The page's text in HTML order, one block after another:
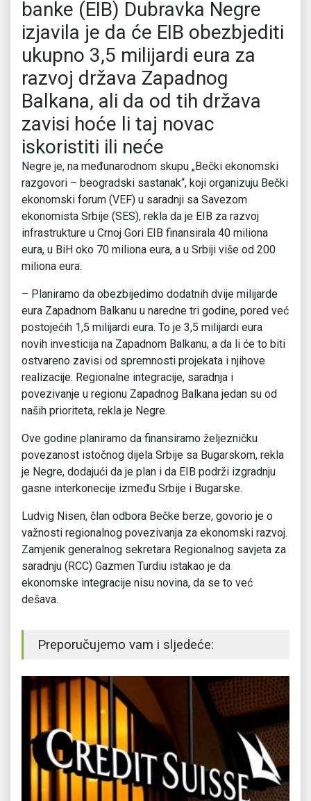
banke (EIB) Dubravka Negre
izjavila je da će EIB obezbjediti
ukupno 3,5 milijardi eura za
razvoj država Zapadnog
Balkana, ali da od tih država
zavisi hoće li taj novac
iskoristiti ili neće
Negre je, na međunarodnom skupu „Bečki ekonomski
razgovori – beogradski sastanak“, koji organizuju Bečki
ekonomski forum (VEF) u saradnji sa Savezom
ekonomista Srbije (SES), rekla da je EIB za razvoj
infrastrukture u Crnoj Gori EIB finansirala 40 miliona
eura, u BiH oko 70 miliona eura, a u Srbiji više od 200
miliona eura.
– Planiramo da obezbijedimo dodatnih dvije milijarde
eura Zapadnom Balkanu u naredne tri godine, pored već
postojećih 1,5 milijardi eura. To je 3,5 milijardi eura
novih investicija na Zapadnom Balkanu, a da li će to biti
ostvareno zavisi od spremnosti projekata i njihove
realizacije. Regionalne integracije, saradnja i
povezivanje u regionu Zapadnog Balkana jedan su od
naših prioriteta, rekla je Negre.
Ove godine planiramo da finansiramo željezničku
povezanost istočnog dijela Srbije sa Bugarskom, rekla
je Negre, dodajući da je plan i da EIB podrži izgradnju
gasne interkonecije između Srbije i Bugarske.
Ludvig Nisen, član odbora Bečke berze, govorio je o
važnosti regionalnog povezivanja za ekonomski razvoj.
Zamjenik generalnog sekretara Regionalnog savjeta za
saradnju (RCC) Gazmen Turdiu istakao je da
ekonomske integracije nisu novina, da se to već
dešava.
Preporučujemo vam i sljedeće: